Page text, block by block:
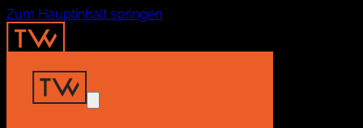
Zum Hauptinhalt springen
Home
Insights
Projekte